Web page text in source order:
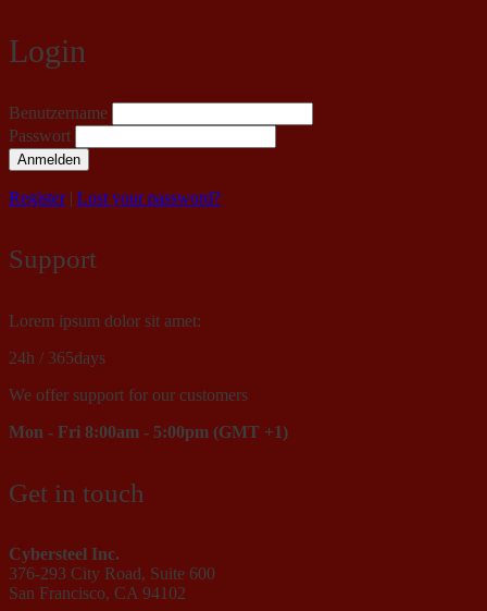
Login
Benutzername
Passwort
Anmelden
Register| Lost your password?
Support
Lorem ipsum dolor sit amet:
24h / 365days
We offer support for our customers
Mon - Fri 8:00am - 5:00pm (GMT +1)
Get in touch
Cybersteel Inc.
376-293 City Road, Suite 600
San Francisco, CA 94102